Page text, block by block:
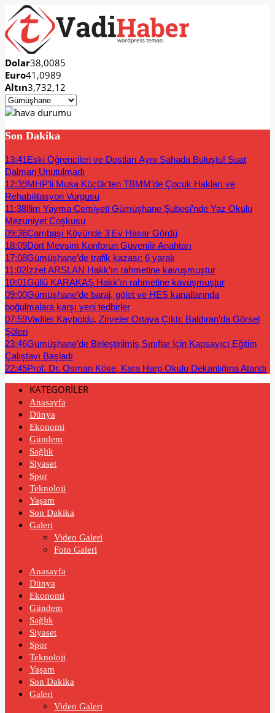
Dolar38,0085
Euro41,0989
Altın3,732,12
Son Dakika
13:41Eski Öğrencileri ve Dostları Aynı Sahada Buluştu! Suat
Dalman Unutulmadı
12:39MHP’li Musa Küçük’ten TBMM’de Çocuk Hakları ve
Rehabilitasyon Vurgusu
11:38İlim Yayma Cemiyeti Gümüşhane Şubesi’nde Yaz Okulu
Mezuniyet Coşkusu
09:36Çambaşı Köyünde 3 Ev Hasar Gördü
18:09Dört Mevsim Konforun Güvenilir Anahtarı
17:08Gümüşhane’de trafik kazası: 6 yaralı
11:02İzzet ARSLAN Hakk’ın rahmetine kavuşmuştur
10:01Güllü KARAKAŞ Hakk’ın rahmetine kavuşmuştur
09:00Gümüşhane’de baraj, gölet ve HES kanallarında
boğulmalara karşı yeni tedbirler
07:59Vadiler Kayboldu, Zirveler Ortaya Çıktı: Baldıran’da Görsel
Şölen
23:46Gümüşhane’de Birleştirilmiş Sınıflar İçin Kapsayıcı Eğitim
Çalıştayı Başladı
22:45Prof. Dr. Osman Köse, Kara Harp Okulu Dekanlığına Atandı
KATEGORİLER
Anasayfa
Dünya
Ekonomi
Gündem
Sağlık
Siyaset
Spor
Teknoloji
Yaşam
Son Dakika
Galeri
Video Galeri
Foto Galeri
Anasayfa
Dünya
Ekonomi
Gündem
Sağlık
Siyaset
Spor
Teknoloji
Yaşam
Son Dakika
Galeri
Video Galeri